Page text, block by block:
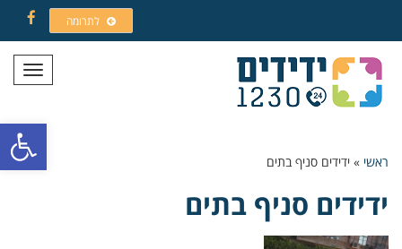
פתח
לתרומה
תפריט
ראשי » ידידים סניף בתים
ידידים סניף בתים